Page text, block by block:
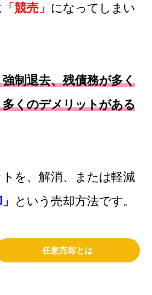
「競売」 になってしまい
制退去、残債務が多く
くのデメリットがある
を、解消、または軽減
という売却方法です。
任意売却とは